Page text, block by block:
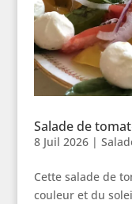
Salade de
8 Juil 2026|
Cette salade de
couleur et du